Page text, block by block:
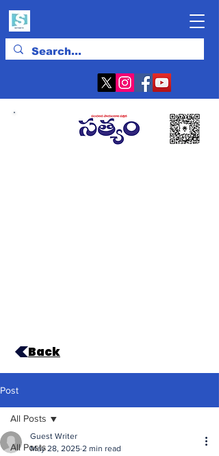
Back
Post
All Posts
All Posts
Guest Writer
May 28, 2025 2 min read